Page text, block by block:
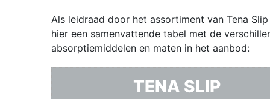
Als leidraad door het assortiment van Tena
hier een samenvattende tabel met de
absorptiemiddelen en maten in het aanbod:
TENA SLIP